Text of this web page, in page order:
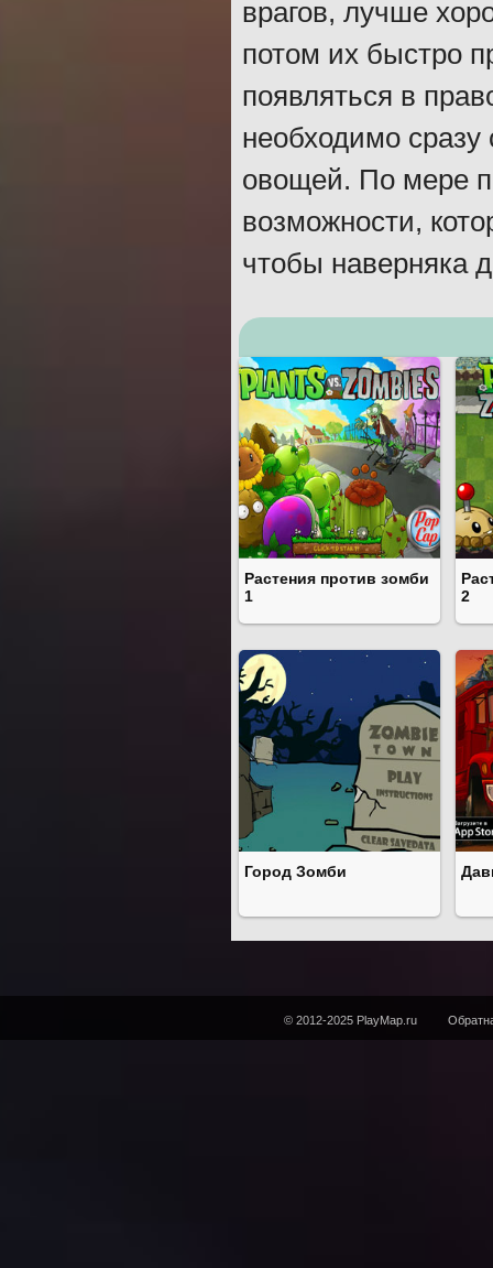
врагов, лучше
потом их быстро
появляться в
необходимо
овощей. По мере
возможности,
чтобы наверняка
Растения против зомби
1
2
Город Зомби
© 2012-2025 PlayMap.ru